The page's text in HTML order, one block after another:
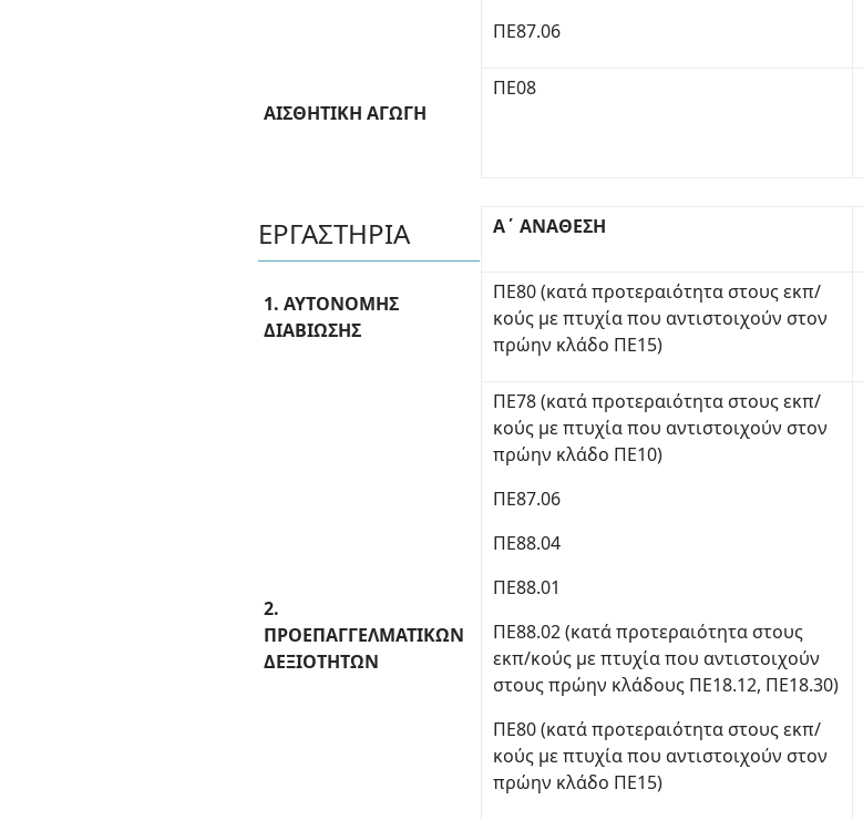
ΠΕ87.06
ΑΙΣΘΗΤΙΚΗ ΑΓΩΓΗ
ΠΕ08
ΕΡΓΑΣΤΗΡΙΑ Α΄ ΑΝΑΘΕΣΗ
1. ΑΥΤΟΝΟΜΗΣ
ΔΙΑΒΙΩΣΗΣ
ΠΕ80 (κατά προτεραιότητα στους εκπ/
κούς με πτυχία που αντιστοιχούν στον
πρώην κλάδο ΠΕ15)
2.
ΠΡΟΕΠΑΓΓΕΛΜΑΤΙΚΩΝ
ΔΕΞΙΟΤΗΤΩΝ
ΠΕ78 (κατά προτεραιότητα στους εκπ/
κούς με πτυχία που αντιστοιχούν στον
πρώην κλάδο ΠΕ10)
ΠΕ87.06
ΠΕ88.04
ΠΕ88.01
ΠΕ88.02 (κατά προτεραιότητα στους
εκπ/κούς με πτυχία που αντιστοιχούν
στους πρώην κλάδους ΠΕ18.12, ΠΕ18.30)
ΠΕ80 (κατά προτεραιότητα στους εκπ/
κούς με πτυχία που αντιστοιχούν στον
πρώην κλάδο ΠΕ15)